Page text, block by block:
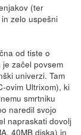
(ter
zelo uspešni
od tiste o
začel povsem
univerzi. Tam
ovim Ultrixom), ki
smrtniku
naredil svojo
napraskati dovolj
40MB diska) in